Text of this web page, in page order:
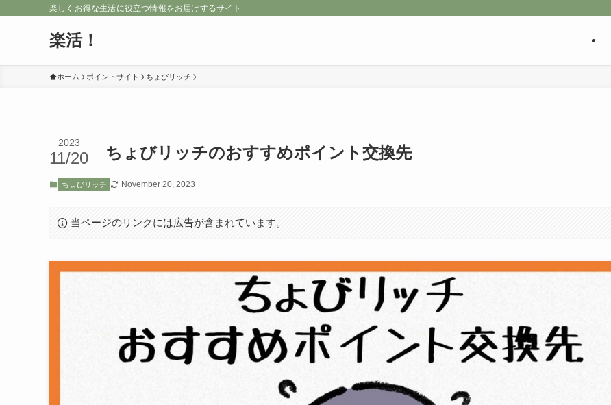
楽しくお得な生活に役立つ情報をお届けするサイト
楽活！
ホーム ポイントサイト ちょびリッチ
ちょびリッチのおすすめポイント交換先
2023
11/20
ちょびリッチ November 20, 2023
当ページのリンクには広告が含まれています。